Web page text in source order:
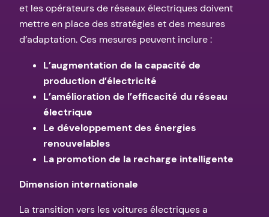
et les opérateurs de réseaux électriques doivent
mettre en place des stratégies et des mesures
d’adaptation. Ces mesures peuvent inclure :
L’augmentation de la capacité de
production d’électricité
L’amélioration de l’efficacité du réseau
électrique
Le développement des énergies
renouvelables
La promotion de la recharge intelligente
Dimension internationale
La transition vers les voitures électriques a